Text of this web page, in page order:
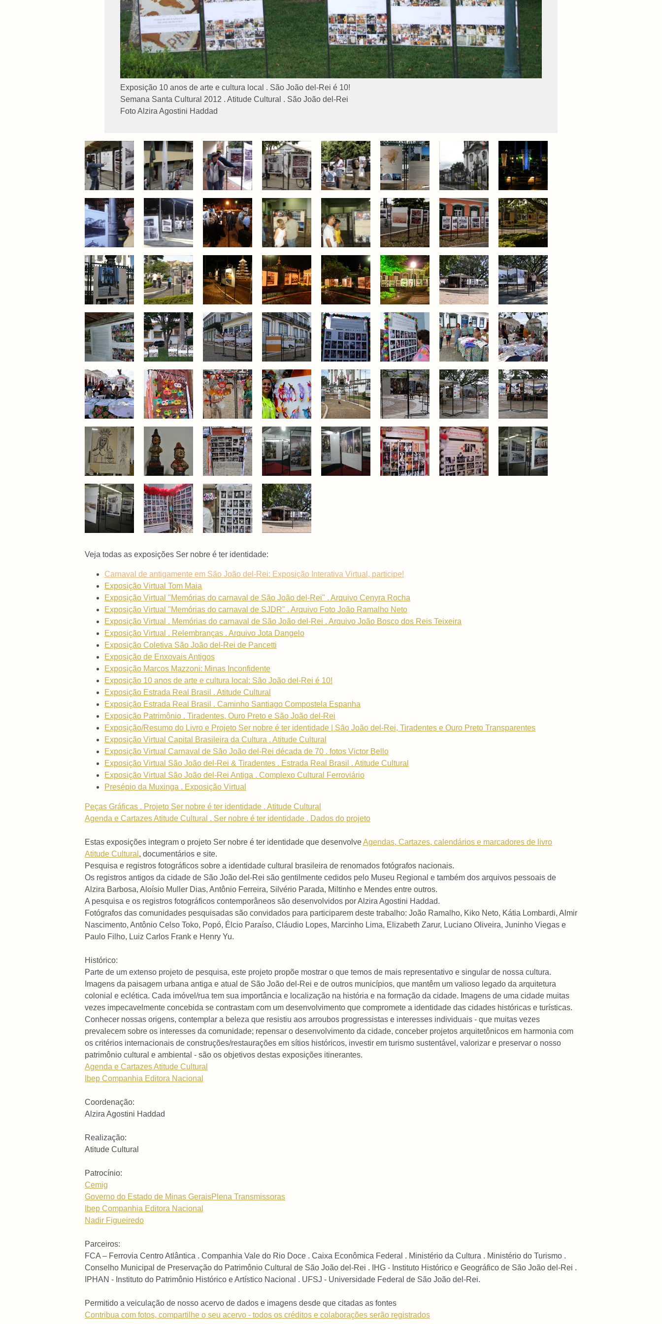
Exposição 10 anos de arte e cultura local . São João del-Rei é 10!
Semana Santa Cultural 2012 . Atitude Cultural . São João del-Rei
Foto Alzira Agostini Haddad
Veja todas as exposições Ser nobre é ter identidade:
Carnaval de antigamente em São João del-Rei: Exposição Interativa Virtual, participe!
Exposição Virtual Tom Maia
Exposição Virtual "Memórias do carnaval de São João del-Rei" . Arquivo Cenyra Rocha
Exposição Virtual "Memórias do carnaval de SJDR" . Arquivo Foto João Ramalho Neto
Exposição Virtual . Memórias do carnaval de São João del-Rei . Arquivo João Bosco dos Reis Teixeira
Exposição Virtual . Relembranças . Arquivo Jota Dangelo
Exposição Coletiva São João del-Rei de Pancetti
Exposição de Enxovais Antigos
Exposição Marcos Mazzoni: Minas Inconfidente
Exposição 10 anos de arte e cultura local: São João del-Rei é 10!
Exposição Estrada Real Brasil . Atitude Cultural
Exposição Estrada Real Brasil . Caminho Santiago Compostela Espanha
Exposição Patrimônio . Tiradentes, Ouro Preto e São João del-Rei
Exposição/Resumo do Livro e Projeto Ser nobre é ter identidade | São João del-Rei, Tiradentes e Ouro Preto Transparentes
Exposição Virtual Capital Brasileira da Cultura . Atitude Cultural
Exposição Virtual Carnaval de São João del-Rei década de 70 . fotos Victor Bello
Exposição Virtual São João del-Rei & Tiradentes . Estrada Real Brasil . Atitude Cultural
Exposição Virtual São João del-Rei Antiga . Complexo Cultural Ferroviário
Presépio da Muxinga . Exposição Virtual
Peças Gráficas . Projeto Ser nobre é ter identidade . Atitude Cultural
Agenda e Cartazes Atitude Cultural . Ser nobre é ter identidade . Dados do projeto
Estas exposições integram o projeto Ser nobre é ter identidade que desenvolveAgendas, Cartazes, calendários e marcadores de livro
Atitude Cultural , documentários e site.
Pesquisa e registros fotográficos sobre a identidade cultural brasileira de renomados fotógrafos nacionais.
Os registros antigos da cidade de São João del-Rei são gentilmente cedidos pelo Museu Regional e também dos arquivos pessoais de
Alzira Barbosa, Aloísio Muller Dias, Antônio Ferreira, Silvério Parada, Miltinho e Mendes entre outros.
A pesquisa e os registros fotográficos contemporâneos são desenvolvidos por Alzira Agostini Haddad.
Fotógrafos das comunidades pesquisadas são convidados para participarem deste trabalho: João Ramalho, Kiko Neto, Kátia Lombardi, Almir
Nascimento, Antônio Celso Toko, Popó, Élcio Paraíso, Cláudio Lopes, Marcinho Lima, Elizabeth Zarur, Luciano Oliveira, Juninho Viegas e
Paulo Filho, Luiz Carlos Frank e Henry Yu.
Histórico:
Parte de um extenso projeto de pesquisa, este projeto propõe mostrar o que temos de mais representativo e singular de nossa cultura.
Imagens da paisagem urbana antiga e atual de São João del-Rei e de outros municípios, que mantêm um valioso legado da arquitetura
colonial e eclética. Cada imóvel/rua tem sua importância e localização na história e na formação da cidade. Imagens de uma cidade muitas
vezes impecavelmente concebida se contrastam com um desenvolvimento que compromete a identidade das cidades históricas e turísticas.
Conhecer nossas origens, contemplar a beleza que resistiu aos arroubos progressistas e interesses individuais - que muitas vezes
prevalecem sobre os interesses da comunidade; repensar o desenvolvimento da cidade, conceber projetos arquitetônicos em harmonia com
os critérios internacionais de construções/restaurações em sítios históricos, investir em turismo sustentável, valorizar e preservar o nosso
patrimônio cultural e ambiental - são os objetivos destas exposições itinerantes.
Agenda e Cartazes Atitude Cultural
Ibep Companhia Editora Nacional
Coordenação:
Alzira Agostini Haddad
Realização:
Atitude Cultural
Patrocínio:
Cemig
Governo do Estado de Minas GeraisPlena Transmissoras
Ibep Companhia Editora Nacional
Nadir Figueiredo
Parceiros:
FCA – Ferrovia Centro Atlântica . Companhia Vale do Rio Doce . Caixa Econômica Federal . Ministério da Cultura . Ministério do Turismo .
Conselho Municipal de Preservação do Patrimônio Cultural de São João del-Rei . IHG - Instituto Histórico e Geográfico de São João del-Rei .
IPHAN - Instituto do Patrimônio Histórico e Artístico Nacional . UFSJ - Universidade Federal de São João del-Rei.
Permitido a veiculação de nosso acervo de dados e imagens desde que citadas as fontes
Contribua com fotos, compartilhe o seu acervo - todos os créditos e colaborações serão registrados